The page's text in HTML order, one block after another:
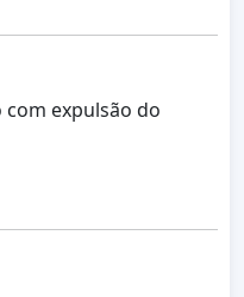
expulsão do